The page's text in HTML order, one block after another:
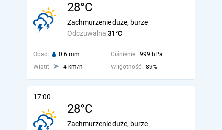
28°C
Odczuwalna 31°C
Zachmurzenie duże, burze
Opad: 0.6 mm Ciśnienie: 999 hPa
Wiatr:
4 km/h Wilgotność: 89%
17:00
28°C
Zachmurzenie duże, burze